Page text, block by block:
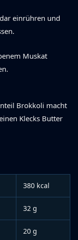
einrühren und
Muskat
Brokkoli macht
Klecks Butter
380 kcal
32 g
20 g